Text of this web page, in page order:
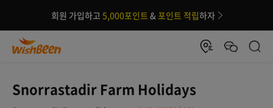
회원 가입하고 5,000포인트 &포인트 적립하자
Snorrastadir Farm Holidays